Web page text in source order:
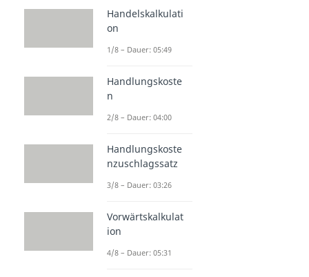
Handelskalkulati
on
1/8 – Dauer: 05:49
Handlungskoste
n
2/8 – Dauer: 04:00
Handlungskoste
nzuschlagssatz
3/8 – Dauer: 03:26
Vorwärtskalkulat
ion
4/8 – Dauer: 05:31